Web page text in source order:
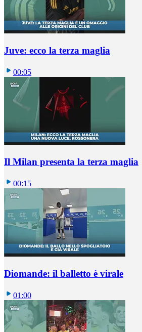
Juve: ecco la terza maglia
00:05
Il Milan presenta la terza maglia
00:15
Diomande: il balletto è virale
01:00